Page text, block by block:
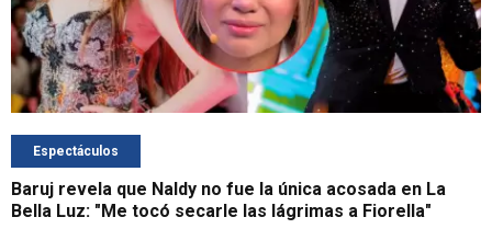
Espectáculos
Baruj revela que Naldy no fue la única acosada en La
Bella Luz: "Me tocó secarle las lágrimas a Fiorella"